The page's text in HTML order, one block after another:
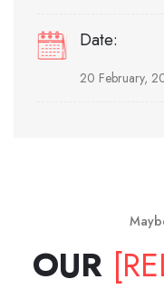
Date:
20 February,
OUR